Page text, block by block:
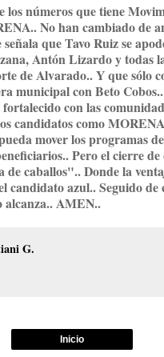
los números que tiene
No han cambiado de
señala que Tavo Ruiz se
Antón Lizardo y todas
de Alvarado.. Y que sólo
municipal con Beto
con las
candidatos como
mover los programas
Pero el cierre
caballos".. Donde la
candidato azul.. Seguido de
AMEN..
G.
Inicio